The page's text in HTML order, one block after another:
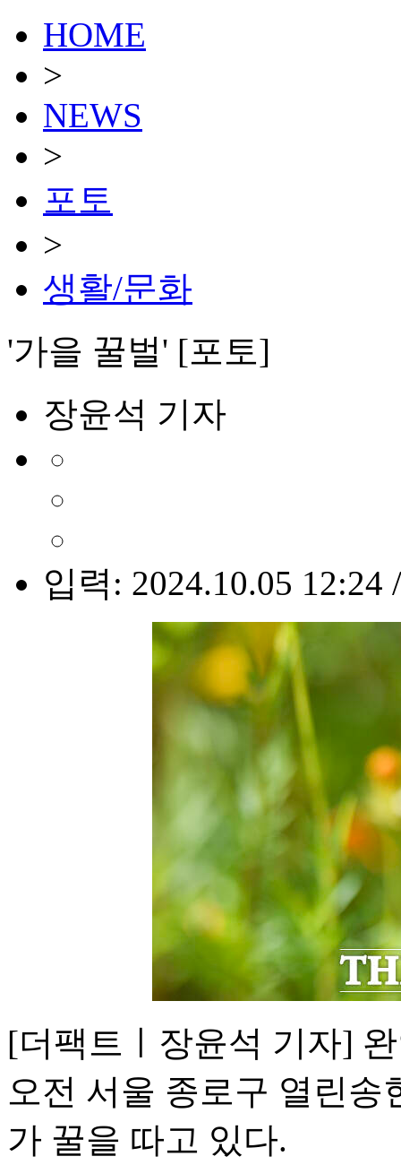
HOME
>
NEWS
>
포토
>
생활/문화
'가을 꿀벌' [포토]
장윤석 기자
입력: 2024.10.05 12:24
[더팩트ㅣ장윤석 기자]
오전 서울 종로구 열린송
가 꿀을 따고 있다.